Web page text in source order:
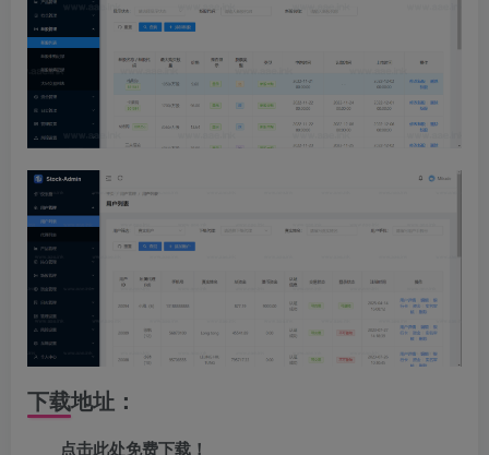
下载地址：
点击此处免费下载！